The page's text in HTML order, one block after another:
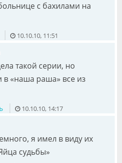
с бахилами на
10.10.10, 11:51
такой серии, но
в «наша раша» все из
10.10.10, 14:17
я имел в виду их
судьбы»